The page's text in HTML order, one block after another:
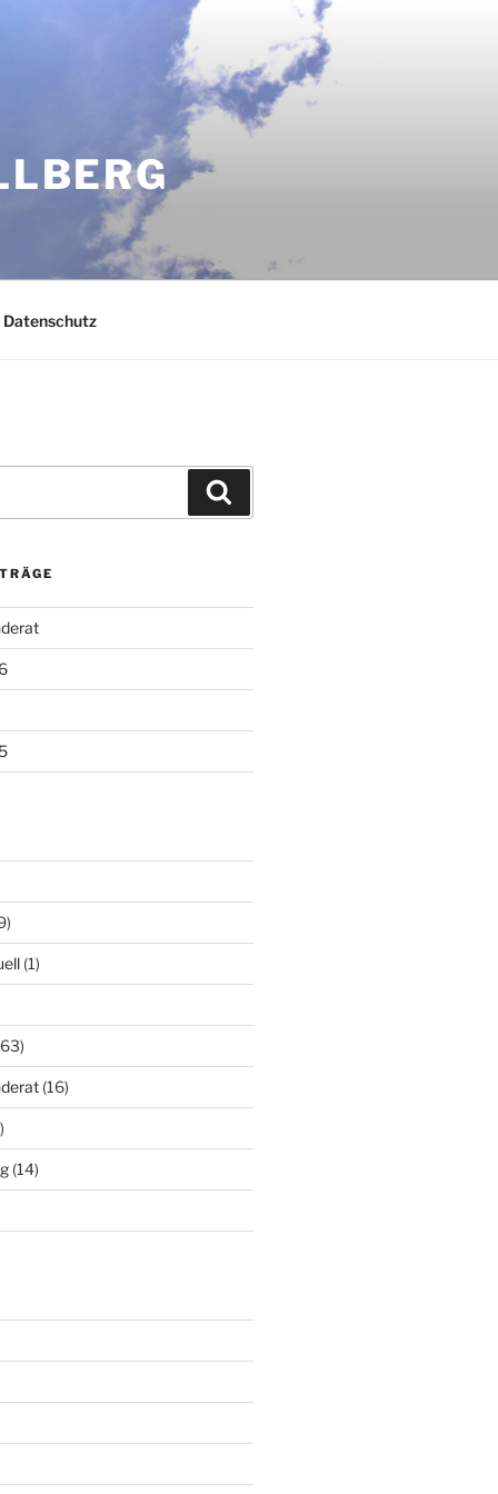
Datenschutz
(1)
(16)
(14)